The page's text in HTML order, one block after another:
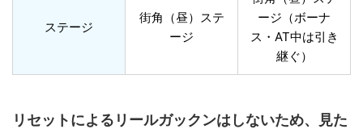
ステージ
街角（昼）ステ
ージ
ージ（ボーナ
ス・AT中は引き
継ぐ）
リセットによるリールガックンはしないため、見た